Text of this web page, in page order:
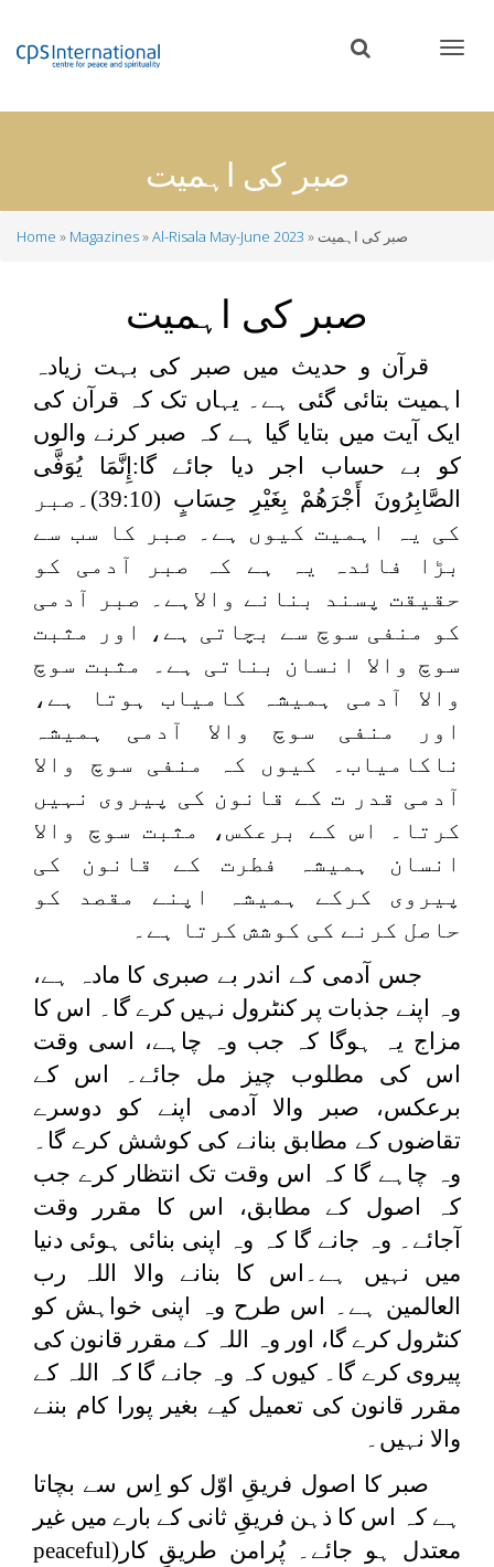
content
صبر کی اہمیت
Home Magazines Al-Risala May-June 2023 صبر کی اہمیت
صبر کی اہمیت
قرآن و حدیث میں صبر کی بہت زیادہ
اہمیت بتائی گئی ہے۔ یہاں تک کہ قرآن کی
ایک آیت میں بتایا گیا ہے کہ صبر کرنے والوں
کو بے حساب اجر دیا جائے گا: إِنَّمَا يُوَفَّى
الصَّابِرُونَ أَجْرَهُمْ بِغَيْرِ حِسَابٍ
(39:10)۔صبر
کی یہ اہمیت کیوں ہے۔ صبر کا سب سے
بڑا فائدہ یہ ہے کہ صبر آدمی کو
حقیقت پسند بنانے والاہے۔ صبر آدمی
کو منفی سوچ سے بچاتی ہے، اور مثبت
سوچ والا انسان بناتی ہے۔ مثبت سوچ
والا آدمی ہمیشہ کامیاب ہوتا ہے،
اور منفی سوچ والا آدمی ہمیشہ
ناکامیاب۔ کیوں کہ منفی سوچ والا
آدمی قدر ت کے قانون کی پیروی نہیں
کرتا۔ اس کے برعکس، مثبت سوچ والا
انسان ہمیشہ فطرت کے قانون کی
پیروی کرکے ہمیشہ اپنے مقصد کو
حاصل کرنے کی کوشش کرتا ہے۔
جس آدمی کے اندر بے صبری کا مادہ ہے،
وہ اپنے جذبات پر کنٹرول نہیں کرے گا۔ اس کا
مزاج یہ ہوگا کہ جب وہ چاہے، اسی وقت
اس کی مطلوب چیز مل جائے۔ اس کے
برعکس، صبر والا آدمی اپنے کو دوسرے
تقاضوں کے مطابق بنانے کی کوشش کرے گا۔
وہ چاہے گا کہ اس وقت تک انتظار کرے جب
کہ اصول کے مطابق، اس کا مقرر وقت
آجائے۔ وہ جانے گا کہ وہ اپنی بنائی ہوئی دنیا
میں نہیں ہے۔اس کا بنانے والا اللہ رب
العالمین ہے۔ اس طرح وہ اپنی خواہش کو
کنٹرول کرے گا، اور وہ اللہ کے مقرر قانون کی
پیروی کرے گا۔ کیوں کہ وہ جانے گا کہ اللہ کے
مقرر قانون کی تعمیل کیے بغیر پورا کام بننے
والا نہیں۔
صبر کا اصول فریقِ اوّل کو اِس سے بچاتا
ہے کہ اس کا ذہن فریقِ ثانی کے بارے میں غیر
معتدل ہو جائے۔ پُرامن طریقِ کار(peaceful